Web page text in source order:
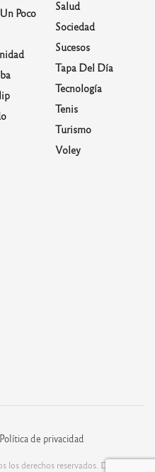
Poco
Salud
Sociedad
Sucesos
Tapa Del Día
Tecnología
Tenis
Turismo
Voley
Política de privacidad
derechos reservados. Desarrolla: